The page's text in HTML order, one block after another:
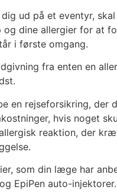
ud på et eventyr,
og dine allergier for at
i første omgang.
fra enten en
en rejseforsikring, der
hvis noget
reaktion, der
som din læge har
EpiPen auto-injektorer.